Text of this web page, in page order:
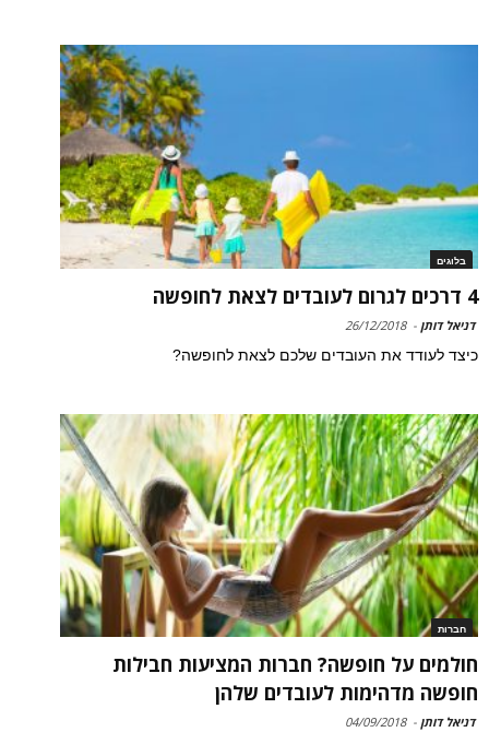
בלוגים
4 דרכים לגרום לעובדים לצאת לחופשה
דניאל דותן -
26/12/2018
כיצד לעודד את העובדים שלכם לצאת לחופשה?
חברות
חולמים על חופשה? חברות המציעות חבילות
חופשה מדהימות לעובדים שלהן
דניאל דותן -
04/09/2018